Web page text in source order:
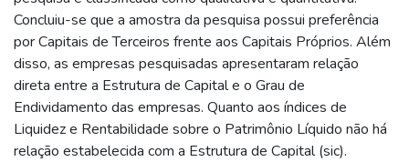
Concluiu-se que a amostra da pesquisa possui preferência
por Capitais de Terceiros frente aos Capitais Próprios. Além
disso, as empresas pesquisadas apresentaram relação
direta entre a Estrutura de Capital e o Grau de
Endividamento das empresas. Quanto aos índices de
Liquidez e Rentabilidade sobre o Patrimônio Líquido não há
relação estabelecida com a Estrutura de Capital (sic).